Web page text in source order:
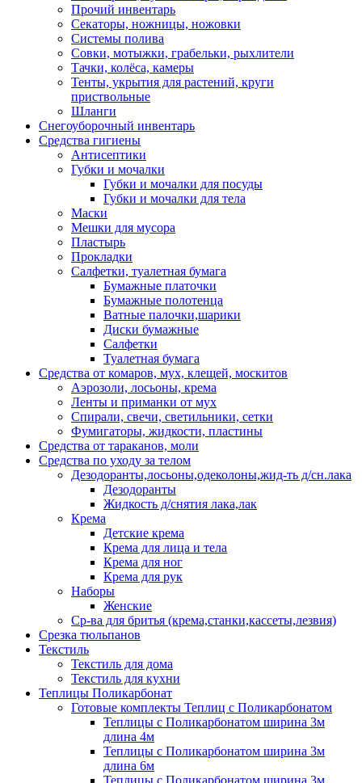
Прочий инвентарь
Секаторы, ножницы, ножовки
Системы полива
Совки, мотыжки, грабельки, рыхлители
Тачки, колёса, камеры
Тенты, укрытия для растений, круги
приствольные
Шланги
Снегоуборочный инвентарь
Средства гигиены
Антисептики
Губки и мочалки
Губки и мочалки для посуды
Губки и мочалки для тела
Маски
Мешки для мусора
Пластырь
Прокладки
Салфетки, туалетная бумага
Бумажные платочки
Бумажные полотенца
Ватные палочки,шарики
Диски бумажные
Салфетки
Туалетная бумага
Средства от комаров, мух, клещей, москитов
Аэрозоли, лосьоны, крема
Ленты и приманки от мух
Спирали, свечи, светильники, сетки
Фумигаторы, жидкости, пластины
Средства от тараканов, моли
Средства по уходу за телом
Дезодоранты,лосьоны,одеколоны,жид-ть д/сн.лака
Дезодоранты
Жидкость д/снятия лака,лак
Крема
Детские крема
Крема для лица и тела
Крема для ног
Крема для рук
Наборы
Женские
Ср-ва для бритья (крема,станки,кассеты,лезвия)
Срезка тюльпанов
Текстиль
Текстиль для дома
Текстиль для кухни
Теплицы Поликарбонат
Готовые комплекты Теплиц с Поликарбонатом
Теплицы с Поликарбонатом ширина 3м
длина 4м
Теплицы с Поликарбонатом ширина 3м
длина 6м
Теплицы с Поликарбонатом ширина 3м